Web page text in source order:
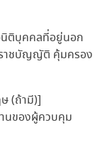
นิติบุคคลที่อยู่นอก
ราชบัญญัติ คุ้มครอง
(ถ้ามี)]
นของผู้ควบคุม